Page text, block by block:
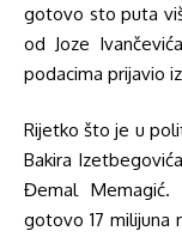
gotovo sto puta
od Joze
podacima prijavio
Rijetko što je u
Bakira
Đemal Memagić.
gotovo 17 milijuna